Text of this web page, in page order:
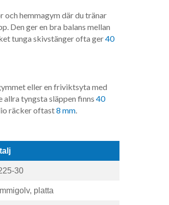
hemmagym där du tränar
Den ger en bra balans mellan
tunga skivstänger ofta ger40
eller en frivikts­yta med
tyngsta släppen finns 40
räcker oftast8 mm.
30
platta